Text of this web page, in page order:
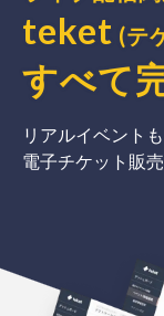
teket (テ
すべて
リアルイベント
電子チケット販